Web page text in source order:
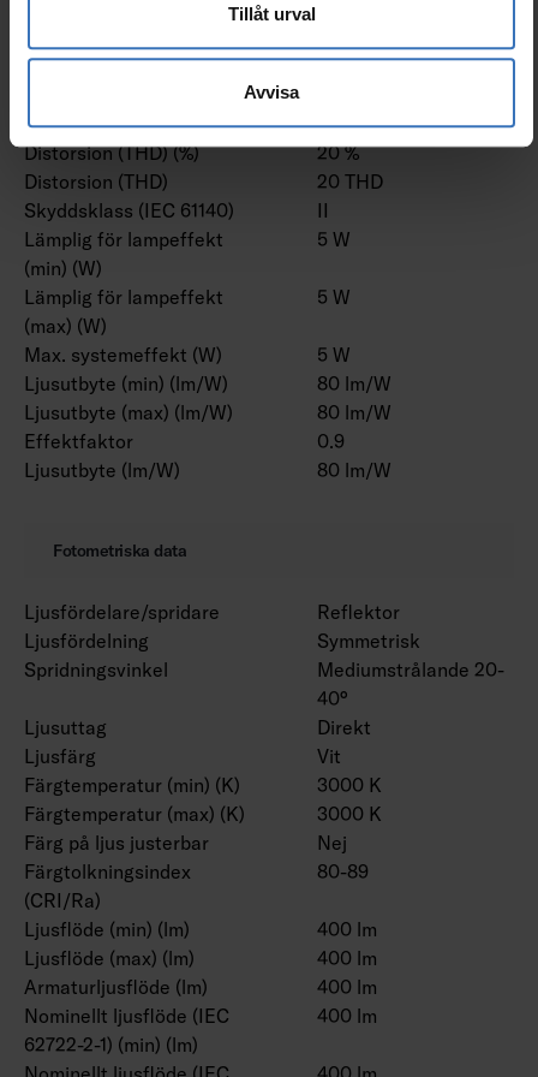
Tillåt urval
Avvisa
Märkström (max) (mA)
367 mA
konstantström
Distorsion (THD) (%)
20 %
Distorsion (THD)
20 THD
Skyddsklass (IEC 61140)
II
Lämplig för lampeffekt
(min) (W)
5 W
Lämplig för lampeffekt
(max) (W)
5 W
Max. systemeffekt (W)
5 W
Ljusutbyte (min) (lm/W)
80 lm/W
Ljusutbyte (max) (lm/W)
80 lm/W
Effektfaktor
0.9
Ljusutbyte (lm/W)
80 lm/W
Fotometriska data
Ljusfördelare/spridare
Reflektor
Ljusfördelning
Symmetrisk
Spridningsvinkel
Mediumstrålande 20-
40°
Ljusuttag
Direkt
Ljusfärg
Vit
Färgtemperatur (min) (K)
3000 K
Färgtemperatur (max) (K)
3000 K
Färg på ljus justerbar
Nej
Färgtolkningsindex
(CRI/Ra)
80-89
Ljusflöde (min) (lm)
400 lm
Ljusflöde (max) (lm)
400 lm
Armaturljusflöde (lm)
400 lm
Nominellt ljusflöde (IEC
62722-2-1) (min) (lm)
400 lm